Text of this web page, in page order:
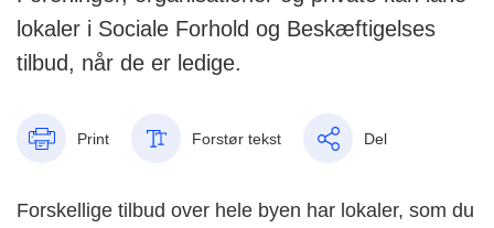
lokaler i Sociale Forhold og Beskæftigelses
tilbud, når de er ledige.
Print Forstør tekst Del
Forskellige tilbud over hele byen har lokaler, som du